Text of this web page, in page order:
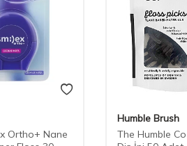
Ortho+ Nane
Humble Brush
The Humble